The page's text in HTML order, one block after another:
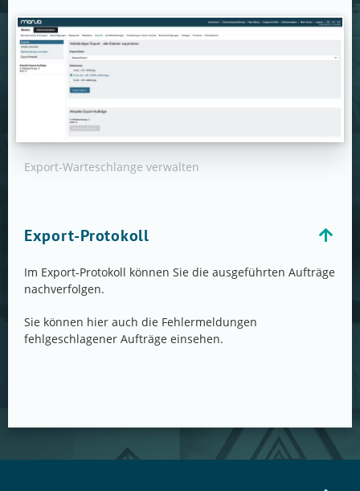
Export-Warteschlange verwalten
Export-Protokoll
Im Export-Protokoll können Sie die ausgeführten Aufträge
nachverfolgen.
Sie können hier auch die Fehlermeldungen
fehlgeschlagener Aufträge einsehen.